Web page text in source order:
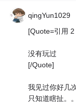
qingYun1029
[Quote=引用
没有玩过
[/Quote]
我见过你好几
只知道瞎扯。。